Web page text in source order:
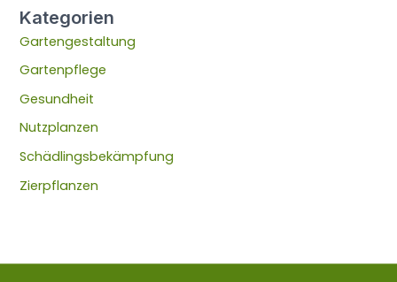
Kategorien
Gartengestaltung
Gartenpflege
Gesundheit
Nutzplanzen
Schädlingsbekämpfung
Zierpflanzen